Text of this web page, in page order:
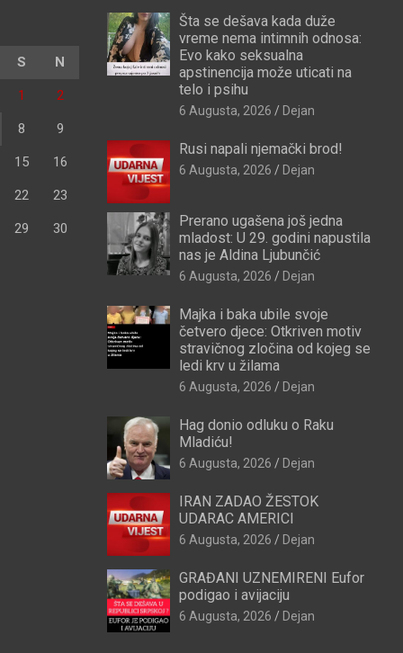
S N
1 2
8 9
15 16
22 23
29 30
Šta se dešava kada duže
vreme nema intimnih odnosa:
Evo kako seksualna
apstinencija može uticati na
telo i psihu
6 Augusta, 2026 Dejan
Rusi napali njemački brod!
6 Augusta, 2026 Dejan
Prerano ugašena još jedna
mladost: U 29. godini napustila
nas je Aldina Ljubunčić
6 Augusta, 2026 Dejan
Majka i baka ubile svoje
četvero djece: Otkriven motiv
stravičnog zločina od kojeg se
ledi krv u žilama
6 Augusta, 2026 Dejan
Hag donio odluku o Raku
Mladiću!
6 Augusta, 2026 Dejan
IRAN ZADAO ŽESTOK
UDARAC AMERICI
6 Augusta, 2026 Dejan
GRAĐANI UZNEMIRENI Eufor
podigao i avijaciju
6 Augusta, 2026 Dejan